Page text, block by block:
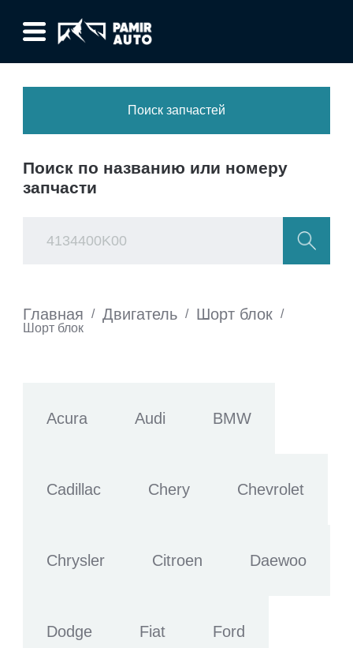
Поиск запчастей
Поиск по названию или номеру
запчасти
Главная / Двигатель / Шорт блок /
Шорт блок
Acura Audi BMW
Cadillac Chery Chevrolet
Chrysler Citroen Daewoo
Dodge Fiat Ford